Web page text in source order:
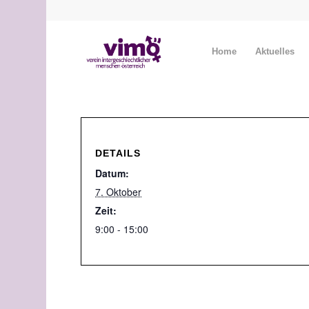
Home Aktuelles
DETAILS
Datum:
7. Oktober
Zeit:
9:00 - 15:00